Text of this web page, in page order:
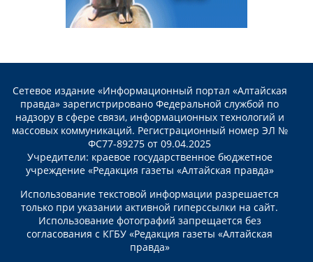
Сетевое издание «Информационный портал «Алтайская
правда» зарегистрировано Федеральной службой по
надзору в сфере связи, информационных технологий и
массовых коммуникаций. Регистрационный номер ЭЛ №
ФС77-89275 от 09.04.2025
Учредители: краевое государственное бюджетное
учреждение «Редакция газеты «Алтайская правда»
Использование текстовой информации разрешается
только при указании активной гиперссылки на сайт.
Использование фотографий запрещается без
согласования с КГБУ «Редакция газеты «Алтайская
правда»